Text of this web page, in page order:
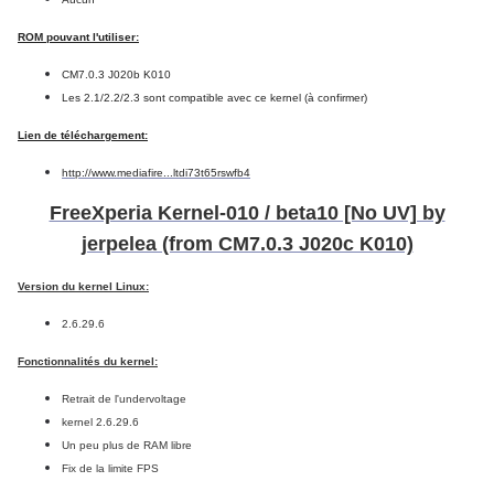
ROM pouvant l'utiliser:
CM7.0.3 J020b K010
Les 2.1/2.2/2.3 sont compatible avec ce kernel (à confirmer)
Lien de téléchargement:
http://www.mediafire...ltdi73t65rswfb4
FreeXperia Kernel-010 / beta10 [No UV] by
jerpelea (from CM7.0.3 J020c K010)
Version du kernel Linux:
2.6.29.6
Fonctionnalités du kernel:
Retrait de l'undervoltage
kernel 2.6.29.6
Un peu plus de RAM libre
Fix de la limite FPS